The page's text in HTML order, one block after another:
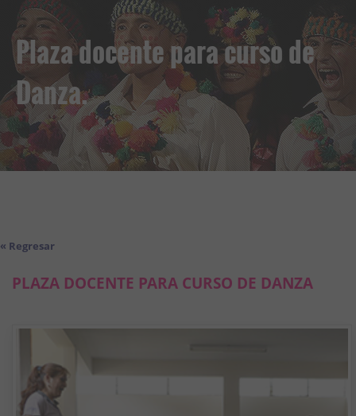
Plaza docente para curso de
Danza.
« Regresar
PLAZA DOCENTE PARA CURSO DE DANZA